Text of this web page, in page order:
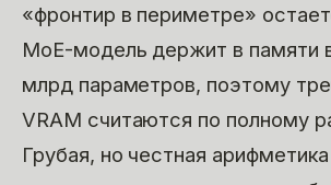
«фронтир в периметре»
MoE-модель держит в памяти
млрд параметров, поэтому
VRAM считаются по полному
Грубая, но честная